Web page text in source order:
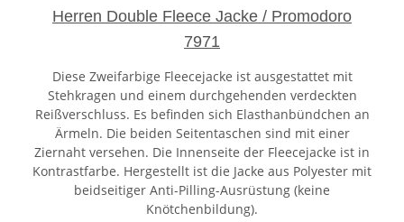
Herren Double Fleece Jacke / Promodoro
7971
Diese Zweifarbige Fleecejacke ist ausgestattet mit
Stehkragen und einem durchgehenden verdeckten
Reißverschluss. Es befinden sich Elasthanbündchen an
Ärmeln. Die beiden Seitentaschen sind mit einer
Ziernaht versehen. Die Innenseite der Fleecejacke ist in
Kontrastfarbe. Hergestellt ist die Jacke aus Polyester mit
beidseitiger Anti-Pilling-Ausrüstung (keine
Knötchenbildung).